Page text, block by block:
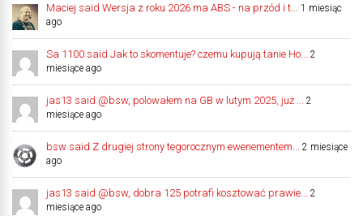
Maciej said Wersja z roku 2026 ma ABS - na przód i t...
1 miesiąc
ago
Sa 1100 said Jak to skomentuje? czemu kupują tanie Ho...
2
miesiące ago
jas13 said @bsw, polowałem na GB w lutym 2025, już ...
2
miesiące ago
bsw said Z drugiej strony tegorocznym ewenementem...
2 miesiące
ago
jas13 said @bsw, dobra 125 potrafi kosztować prawie...
2
miesiące ago